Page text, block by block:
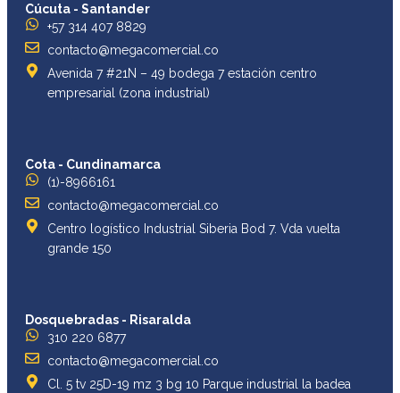
Cúcuta - Santander
+57 314 407 8829
contacto@megacomercial.co
Avenida 7 #21N – 49 bodega 7 estación centro
empresarial (zona industrial)
Cota - Cundinamarca
(1)-8966161
contacto@megacomercial.co
Centro logístico Industrial Siberia Bod 7. Vda vuelta
grande 150
Dosquebradas - Risaralda
310 220 6877
contacto@megacomercial.co
Cl. 5 tv 25D-19 mz 3 bg 10 Parque industrial la badea